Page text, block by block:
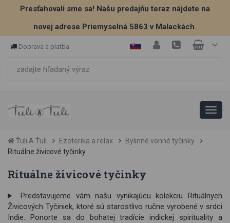
Presťahovali sme sa! Našu predajňu teraz nájdete na
novej adrese Priemyselná 5863 v Malackách.
Doprava a platba
Ťuli A Ťuli Ezoterika a relax
Bylinné vonné tyčinky
Rituálne živicové tyčinky
Rituálne živicové tyčinky
Predstavujeme vám našu vynikajúcu kolekciu Rituálnych
Živicových Tyčiniek, ktoré sú starostlivo ručne vyrobené v srdci
Indie. Ponorte sa do bohatej tradície indickej spirituality a